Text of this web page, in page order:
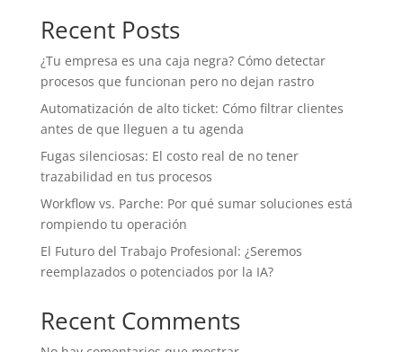
Recent Posts
¿Tu empresa es una caja negra? Cómo detectar
procesos que funcionan pero no dejan rastro
Automatización de alto ticket: Cómo filtrar clientes
antes de que lleguen a tu agenda
Fugas silenciosas: El costo real de no tener
trazabilidad en tus procesos
Workflow vs. Parche: Por qué sumar soluciones está
rompiendo tu operación
El Futuro del Trabajo Profesional: ¿Seremos
reemplazados o potenciados por la IA?
Recent Comments